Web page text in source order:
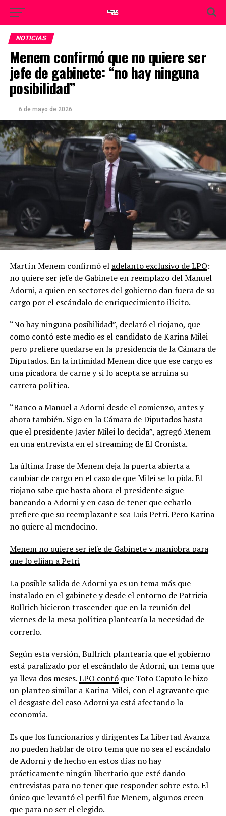
NOTICIAS
Menem confirmó que no quiere ser
jefe de gabinete: “no hay ninguna
posibilidad”
6 de mayo de 2026
Martín Menem confirmó el adelanto exclusivo de LPO:
no quiere ser jefe de Gabinete en reemplazo del Manuel
Adorni, a quien en sectores del gobierno dan fuera de su
cargo por el escándalo de enriquecimiento ilícito.
“No hay ninguna posibilidad”, declaró el riojano, que
como contó este medio es el candidato de Karina Milei
pero prefiere quedarse en la presidencia de la Cámara de
Diputados. En la intimidad Menem dice que ese cargo es
una picadora de carne y si lo acepta se arruina su
carrera política.
“Banco a Manuel a Adorni desde el comienzo, antes y
ahora también. Sigo en la Cámara de Diputados hasta
que el presidente Javier Milei lo decida”, agregó Menem
en una entrevista en el streaming de El Cronista.
La última frase de Menem deja la puerta abierta a
cambiar de cargo en el caso de que Milei se lo pida. El
riojano sabe que hasta ahora el presidente sigue
bancando a Adorni y en caso de tener que echarlo
prefiere que su reemplazante sea Luis Petri. Pero Karina
no quiere al mendocino.
Menem no quiere ser jefe de Gabinete y maniobra para
que lo elijan a Petri
La posible salida de Adorni ya es un tema más que
instalado en el gabinete y desde el entorno de Patricia
Bullrich hicieron trascender que en la reunión del
viernes de la mesa política plantearía la necesidad de
correrlo.
Según esta versión, Bullrich plantearía que el gobierno
está paralizado por el escándalo de Adorni, un tema que
ya lleva dos meses.LPO contóque Toto Caputo le hizo
un planteo similar a Karina Milei, con el agravante que
el desgaste del caso Adorni ya está afectando la
economía.
Es que los funcionarios y dirigentes La Libertad Avanza
no pueden hablar de otro tema que no sea el escándalo
de Adorni y de hecho en estos días no hay
prácticamente ningún libertario que esté dando
entrevistas para no tener que responder sobre esto. El
único que levantó el perfil fue Menem, algunos creen
que para no ser el elegido.